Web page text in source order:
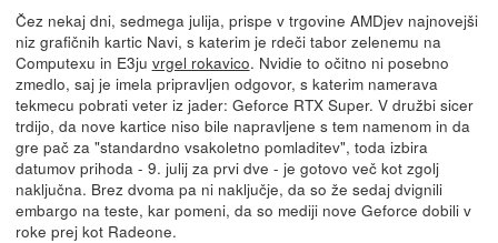
Čez nekaj dni, sedmega julija, prispe v trgovine AMDjev najnovejši
niz grafičnih kartic Navi, s katerim je rdeči tabor zelenemu na
Computexu in E3ju vrgel rokavico. Nvidie to očitno ni posebno
zmedlo, saj je imela pripravljen odgovor, s katerim namerava
tekmecu pobrati veter iz jader: Geforce RTX Super. V družbi sicer
trdijo, da nove kartice niso bile napravljene s tem namenom in da
gre pač za "standardno vsakoletno pomladitev", toda izbira
datumov prihoda - 9. julij za prvi dve - je gotovo več kot zgolj
naključna. Brez dvoma pa ni naključje, da so že sedaj dvignili
embargo na teste, kar pomeni, da so mediji nove Geforce dobili v
roke prej kot Radeone.